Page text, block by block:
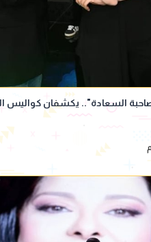
السعادة".. يكشفان كواليس